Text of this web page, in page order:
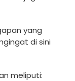
yang
di sini
meliputi: